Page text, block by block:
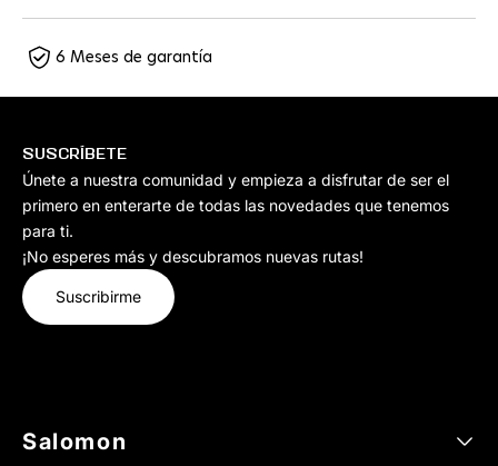
6 Meses de garantía
SUSCRÍBETE
Únete a nuestra comunidad y empieza a disfrutar de ser el
primero en enterarte de todas las novedades que tenemos
para ti.
¡No esperes más y descubramos nuevas rutas!
Suscribirme
Salomon